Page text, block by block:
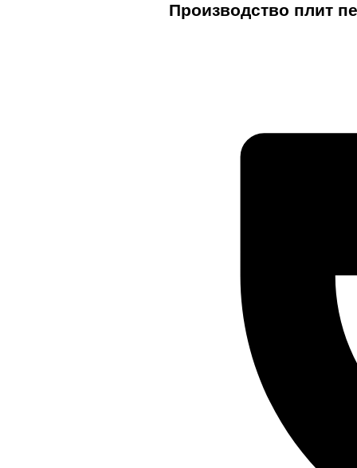
Производство плит